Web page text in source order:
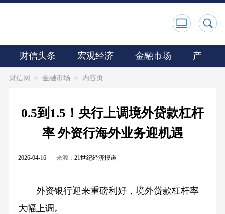
财信头条 宏观经济 金融市场 产业观
财信网 > 金融市场 > 内容页
0.5到1.5！央行上调境外贷款杠杆
率 外资行海外业务迎机遇
2026-04-16 来源： 21世纪经济报道
外资银行迎来重磅利好，境外贷款杠杆率
大幅上调。